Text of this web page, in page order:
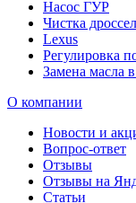
Насос ГУР
Чистка
Lexus
Регулировка
Замена масла
О компании
Новости и
Вопрос-ответ
Отзывы
Отзывы на
Статьи